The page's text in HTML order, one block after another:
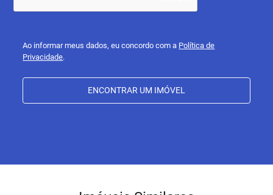
Ao informar meus dados, eu concordo com a Política de
Privacidade.
ENCONTRAR UM IMÓVEL